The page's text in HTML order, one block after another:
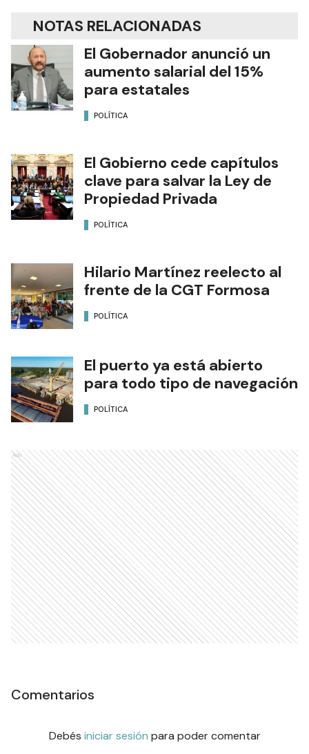
NOTAS RELACIONADAS
El Gobernador anunció un
aumento salarial del 15%
para estatales
POLÍTICA
El Gobierno cede capítulos
clave para salvar la Ley de
Propiedad Privada
POLÍTICA
Hilario Martínez reelecto al
frente de la CGT Formosa
POLÍTICA
El puerto ya está abierto
para todo tipo de navegación
POLÍTICA
Ads
Comentarios
Debés iniciar sesión para poder comentar